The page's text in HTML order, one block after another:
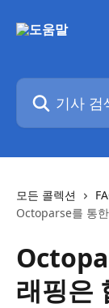
기사 검색...
모든 콜렉션
Octoparse를 통
래핑은